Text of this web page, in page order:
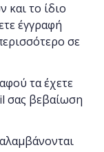
και το ίδιο
έγγραφή
σε
τα έχετε
σας βεβαίωση